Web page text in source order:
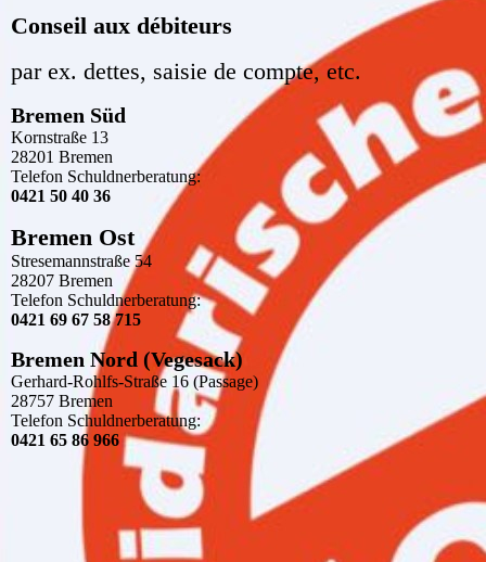
Conseil aux débiteurs
par ex. dettes, saisie de compte, etc.
Bremen Süd
Kornstraße 13
28201 Bremen
Telefon Schuldnerberatung:
0421 50 40 36
Bremen Ost
Stresemannstraße 54
28207 Bremen
Telefon Schuldnerberatung:
0421 69 67 58 715
Bremen Nord (Vegesack)
Gerhard-Rohlfs-Straße 16 (Passage)
28757 Bremen
Telefon Schuldnerberatung:
0421 65 86 966